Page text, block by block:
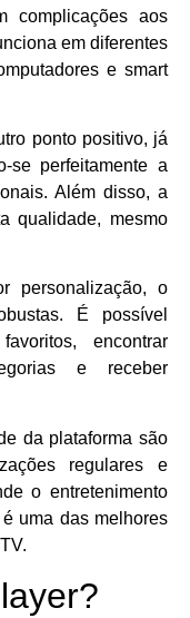
complicações aos
em diferentes
e smart
ponto positivo, já
se perfeitamente a
Além disso, a
qualidade, mesmo
personalização, o
É possível
encontrar
e receber
da plataforma são
regulares e
o entretenimento
uma das melhores